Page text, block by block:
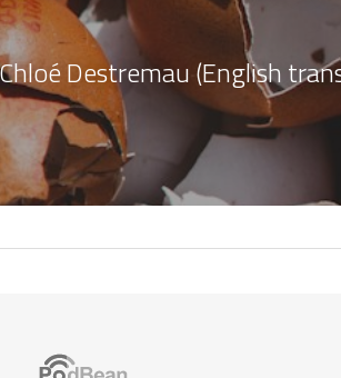
Destremau (English